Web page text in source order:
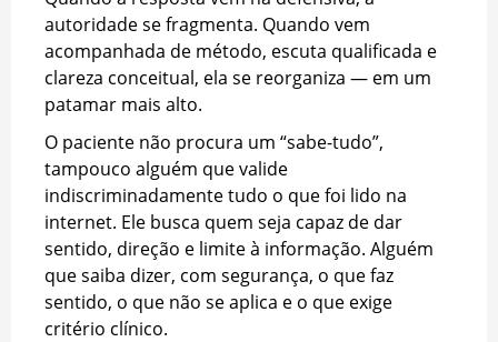
autoridade se fragmenta. Quando vem
acompanhada de método, escuta qualificada e
clareza conceitual, ela se reorganiza — em um
patamar mais alto.
O paciente não procura um “sabe-tudo”,
tampouco alguém que valide
indiscriminadamente tudo o que foi lido na
internet. Ele busca quem seja capaz de dar
sentido, direção e limite à informação. Alguém
que saiba dizer, com segurança, o que faz
sentido, o que não se aplica e o que exige
critério clínico.